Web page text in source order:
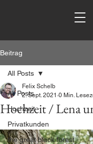
Beitrag
All Posts
Hochzeit
Privatkunden
the great black forest
All Posts
Hochzeit / Lena
Felix Schelb
2. Sept. 2021 0 Min.